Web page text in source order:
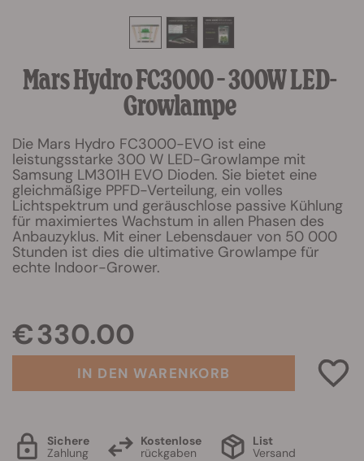
Mars Hydro FC3000 – 300W LED-
Growlampe
Die Mars Hydro FC3000-EVO ist eine
leistungsstarke 300 W LED-Growlampe mit
Samsung LM301H EVO Dioden. Sie bietet eine
gleichmäßige PPFD-Verteilung, ein volles
Lichtspektrum und geräuschlose passive Kühlung
für maximiertes Wachstum in allen Phasen des
Anbauzyklus. Mit einer Lebensdauer von 50 000
Stunden ist dies die ultimative Growlampe für
echte Indoor-Grower.
€ 330.00
IN DEN WARENKORB
Sichere
Zahlung
Kostenlose
rückgaben
List
Versand